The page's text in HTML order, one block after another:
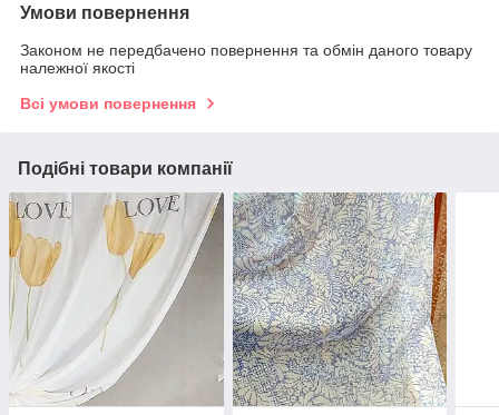
Умови повернення
Законом не передбачено повернення та обмін даного товару
належної якості
Всі умови повернення
Подібні товари компанії